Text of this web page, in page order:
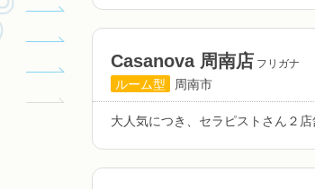
Casanova 周南店 フリガナ
ルーム型 周南市
大人気につき、セラピストさん２店